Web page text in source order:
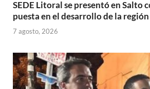
SEDE Litoral se presentó en Salto
puesta en el desarrollo de la región
7 agosto, 2026